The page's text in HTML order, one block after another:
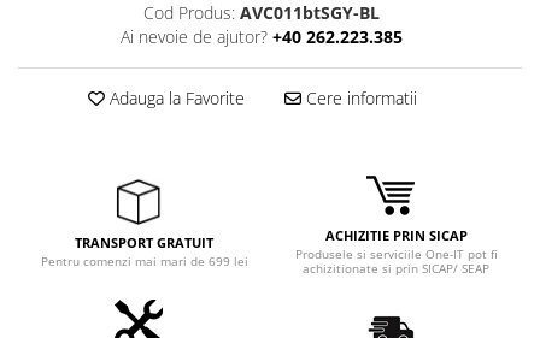
Camere Web
Tastaturi
USB Hub
Componente PC
Cod Produs: AVC011btSGY-BL
Ai nevoie de ajutor? +40 262.223.385
Adauga la Favorite Cere informatii
TRANSPORT GRATUIT
Pentru comenzi mai mari de 699 lei
ACHIZITIE PRIN SICAP
Produsele si serviciile One-IT pot fi
achizitionate si prin SICAP/ SEAP